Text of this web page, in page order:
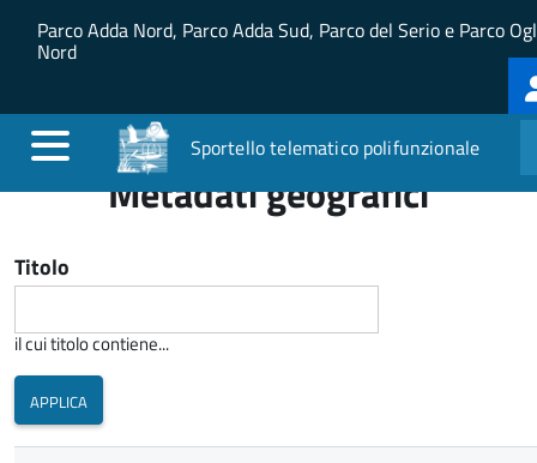
Salta al contenuto principale
Skip to site navigation
Parco Adda Nord, Parco Adda Sud, Parco del Serio e Parco
Nord
Sportello telematico polifunzionale
Metadati geografici
Titolo
il cui titolo contiene...